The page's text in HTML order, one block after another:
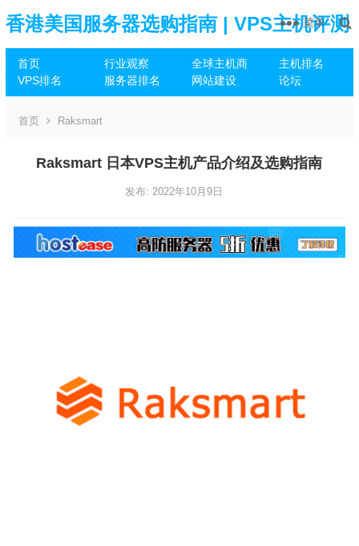
香港美国服务器选购指南 | VPS主机评测
推荐
首页 行业观察 全球主机商
主机排名
VPS排名
服务器排名 网站建设 论坛
菜单
首页 Raksmart
Raksmart 日本VPS主机产品介绍及选购指南
发布: 2022年10月9日